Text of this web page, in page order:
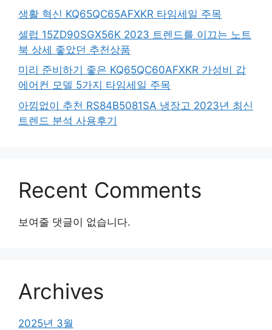
생활 혁신 KQ65QC65AFXKR 타임세일 주목
셀럽 15ZD90SGX56K 2023 트렌드를 이끄는 노트
북 상세 좋았던 추천상품
미리 준비하기 좋은 KQ65QC60AFXKR 가성비 갑
에어컨 모델 5가지 타임세일 주목
아낌없이 추천 RS84B5081SA 냉장고 2023년 최신
트렌드 분석 사용후기
Recent Comments
보여줄 댓글이 없습니다.
Archives
2025년 3월